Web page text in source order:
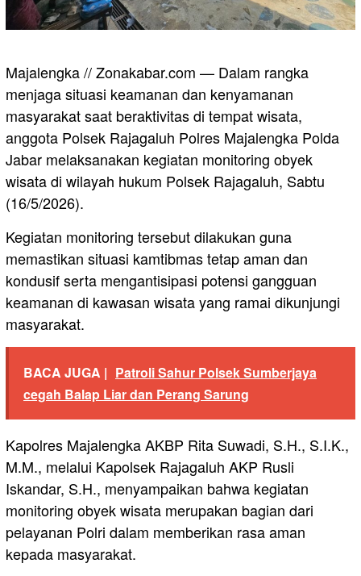
Majalengka // Zonakabar.com — Dalam rangka
menjaga situasi keamanan dan kenyamanan
masyarakat saat beraktivitas di tempat wisata,
anggota Polsek Rajagaluh Polres Majalengka Polda
Jabar melaksanakan kegiatan monitoring obyek
wisata di wilayah hukum Polsek Rajagaluh, Sabtu
(16/5/2026).
Kegiatan monitoring tersebut dilakukan guna
memastikan situasi kamtibmas tetap aman dan
kondusif serta mengantisipasi potensi gangguan
keamanan di kawasan wisata yang ramai dikunjungi
masyarakat.
BACA JUGA | Patroli Sahur Polsek Sumberjaya
cegah Balap Liar dan Perang Sarung
Kapolres Majalengka AKBP Rita Suwadi, S.H., S.I.K.,
M.M., melalui Kapolsek Rajagaluh AKP Rusli
Iskandar, S.H., menyampaikan bahwa kegiatan
monitoring obyek wisata merupakan bagian dari
pelayanan Polri dalam memberikan rasa aman
kepada masyarakat.